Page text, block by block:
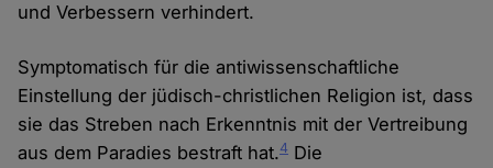
und Verbessern verhindert.
Symptomatisch für die antiwissenschaftliche
Einstellung der jüdisch-christlichen Religion ist, dass
sie das Streben nach Erkenntnis mit der Vertreibung
aus dem Paradies bestraft hat.4 Die